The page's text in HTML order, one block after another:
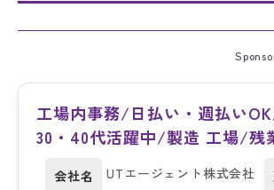
工場内事務/日払い・週払い
30・40代活躍中/製造 工場/残
会社名 UTエージェント株式会社